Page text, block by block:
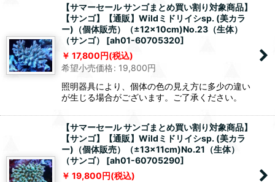
【サマーセール サンゴまとめ買い割り対象商品】
【サンゴ】【通販】Wildミドリイシsp. (美カラ
ー)（個体販売）（±12x10cm)No.23（生体）
（サンゴ）
[ah01-60705320]
17,800円(税込)
希望小売価格: 19,800円
照明器具により、個体の色の見え方に多少の違い
が生じる場合がございます。ご了承ください。
【サマーセール サンゴまとめ買い割り対象商品】
【サンゴ】【通販】Wildミドリイシsp. (美カラ
ー)（個体販売）（±13x11cm)No.21（生体）
（サンゴ）
[ah01-60705290]
19,800円(税込)